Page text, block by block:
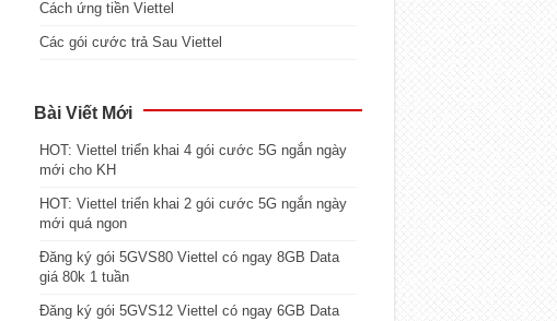
Cách ứng tiền Viettel
Các gói cước trả Sau Viettel
Bài Viết Mới
HOT: Viettel triển khai 4 gói cước 5G ngắn ngày
mới cho KH
HOT: Viettel triển khai 2 gói cước 5G ngắn ngày
mới quá ngon
Đăng ký gói 5GVS80 Viettel có ngay 8GB Data
giá 80k 1 tuần
Đăng ký gói 5GVS12 Viettel có ngay 6GB Data